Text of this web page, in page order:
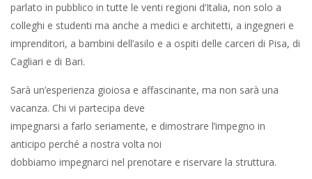
parlato in pubblico in tutte le venti regioni d’Italia, non solo a
colleghi e studenti ma anche a medici e architetti, a ingegneri e
imprenditori, a bambini dell’asilo e a ospiti delle carceri di Pisa, di
Cagliari e di Bari.
Sarà un’esperienza gioiosa e affascinante, ma non sarà una
vacanza. Chi vi partecipa deve
impegnarsi a farlo seriamente, e dimostrare l’impegno in
anticipo perché a nostra volta noi
dobbiamo impegnarci nel prenotare e riservare la struttura.